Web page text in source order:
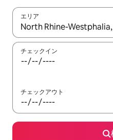
エリア
検索結果が表示されたら、
チェックイン
チェックアウト